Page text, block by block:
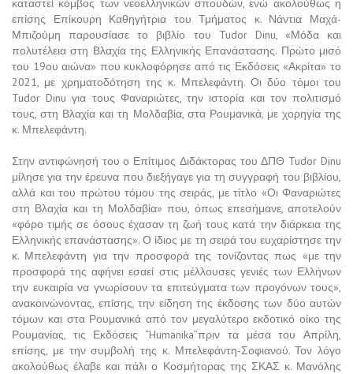
καταστεί κόμβος των νεοελληνικών σπουδών, ενώ ακολούθως η
επίσης Επίκουρη Καθηγήτρια του Τμήματος κ. Νάντια Μαχά-
Μπιζούμη παρουσίασε το βιβλίο του Tudor Dinu, «Μόδα και
πολυτέλεια στη Βλαχία της Ελληνικής Επανάστασης. Πρώτο μισό
του 19ου αιώνα» που κυκλοφόρησε από τις Εκδόσεις «Ακρίτα» το
2021, με χρηματοδότηση της κ. Μπελεφάντη. Οι δύο τόμοι του
Tudor Dinu για τους Φαναριώτες, την ιστορία και τον πολιτισμό
τους, στη Βλαχία και τη Μολδαβία, στα Ρουμανικά, με χορηγία της
κ. Μπελεφάντη.
Στην αντιφώνησή του ο Επίτιμος Διδάκτορας του ΔΠΘ Tudor Dinu
μίλησε για την έρευνα που διεξήγαγε για τη συγγραφή του βιβλίου,
αλλά και του πρώτου τόμου της σειράς, με τίτλο «Οι Φαναριώτες
στη Βλαχία και τη Μολδαβία» που, όπως επεσήμανε, αποτελούν
«φόρο τιμής σε όσους έχασαν τη ζωή τους κατά την διάρκεια της
Ελληνικής επανάστασης». Ο ίδιος με τη σειρά του ευχαρίστησε την
κ. Μπελεφάντη για την προσφορά της τονίζοντας πως «με την
προσφορά της αφήνει εσαεί στις μέλλουσες γενιές των Ελλήνων
την ευκαιρία να γνωρίσουν τα επιτεύγματα των προγόνων τους»,
ανακοινώνοντας, επίσης, την είδηση της έκδοσης των δύο αυτών
τόμων και στα Ρουμανικά από τον μεγαλύτερο εκδοτικό οίκο της
Ρουμανίας, τις Εκδόσεις “Humanika”πριν τα μέσα του Απρίλη,
επίσης, με την συμβολή της κ. Μπελεφάντη-Σοφιανού. Τον λόγο
ακολούθως έλαβε και πάλι ο Κοσμήτορας της ΣΚΑΣ κ. Μανόλης